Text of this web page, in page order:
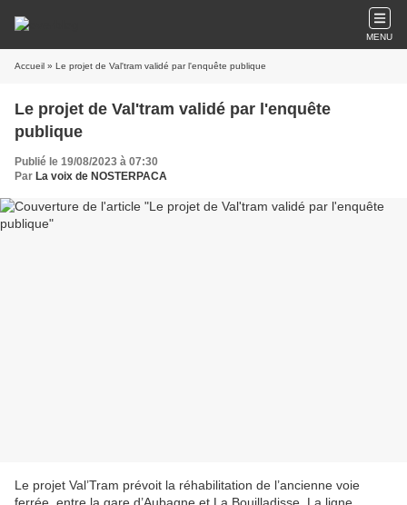
MENU
Accueil » Le projet de Val'tram validé par l'enquête publique
Le projet de Val'tram validé par l'enquête
publique
Publié le 19/08/2023 à 07:30
Par La voix de NOSTERPACA
Le projet Val’Tram prévoit la réhabilitation de l’ancienne voie